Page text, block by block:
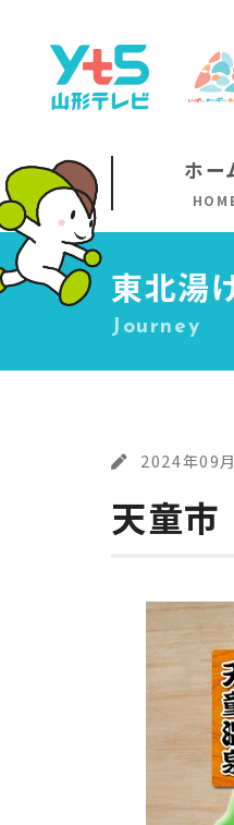
ホー
東北湯
Journey
2024年09
天童市